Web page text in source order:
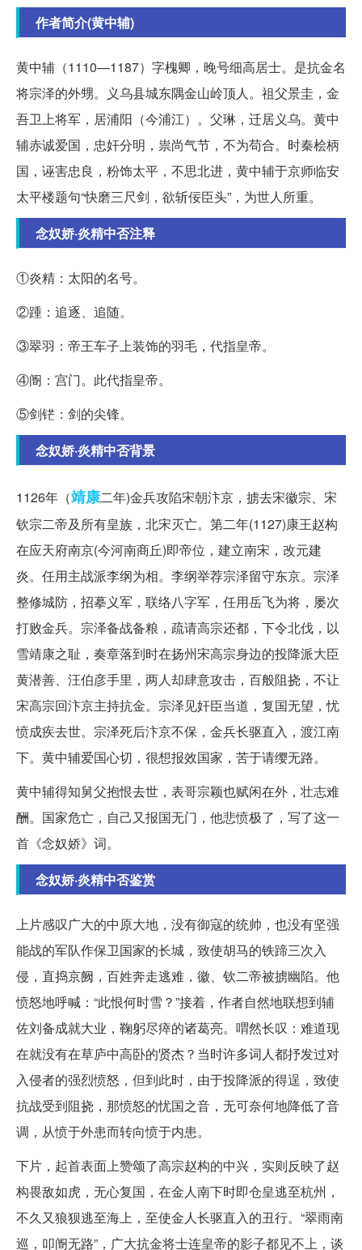
作者简介(黄中辅)
黄中辅（1110—1187）字槐卿，晚号细高居士。是抗金名
将宗泽的外甥。义乌县城东隅金山岭顶人。祖父景圭，金
吾卫上将军，居浦阳（今浦江）。父琳，迁居义乌。黄中
辅赤诚爱国，忠奸分明，祟尚气节，不为苟合。时秦桧柄
国，诬害忠良，粉饰太平，不思北进，黄中辅于京师临安
太平楼题句“快磨三尺剑，欲斩佞臣头”，为世人所重。
念奴娇·炎精中否注释
①炎精：太阳的名号。
②踵：追逐、追随。
③翠羽：帝王车子上装饰的羽毛，代指皇帝。
④阍：宫门。此代指皇帝。
⑤剑铓：剑的尖锋。
念奴娇·炎精中否背景
1126年（靖康二年)金兵攻陷宋朝汴京，掳去宋徽宗、宋
钦宗二帝及所有皇族，北宋灭亡。第二年(1127)康王赵构
在应天府南京(今河南商丘)即帝位，建立南宋，改元建
炎。任用主战派李纲为相。李纲举荐宗泽留守东京。宗泽
整修城防，招摹义军，联络八字军，任用岳飞为将，屡次
打败金兵。宗泽备战备粮，疏请高宗还都，下令北伐，以
雪靖康之耻，奏章落到时在扬州宋高宗身边的投降派大臣
黄潜善、汪伯彦手里，两人却肆意攻击，百般阻挠，不让
宋高宗回汴京主持抗金。宗泽见奸臣当道，复国无望，忧
愤成疾去世。宗泽死后汴京不保，金兵长驱直入，渡江南
下。黄中辅爱国心切，很想报效国家，苦于请缨无路。
黄中辅得知舅父抱恨去世，表哥宗颖也赋闲在外，壮志难
酬。国家危亡，自己又报国无门，他悲愤极了，写了这一
首《念奴娇》词。
念奴娇·炎精中否鉴赏
上片感叹广大的中原大地，没有御寇的统帅，也没有坚强
能战的军队作保卫国家的长城，致使胡马的铁蹄三次入
侵，直捣京阙，百姓奔走逃难，徽、钦二帝被掳幽陷。他
愤怒地呼喊：“此恨何时雪？”接着，作者自然地联想到辅
佐刘备成就大业，鞠躬尽瘁的诸葛亮。喟然长叹：难道现
在就没有在草庐中高卧的贤杰？当时许多词人都抒发过对
入侵者的强烈愤怒，但到此时，由于投降派的得逞，致使
抗战受到阻挠，那愤怒的忧国之音，无可奈何地降低了音
调，从愤于外患而转向愤于内患。
下片，起首表面上赞颂了高宗赵构的中兴，实则反映了赵
构畏敌如虎，无心复国，在金人南下时即仓皇逃至杭州，
不久又狼狈逃至海上，至使金人长驱直入的丑行。“翠雨南
巡，叩阍无路”，广大抗金将士连皇帝的影子都见不上，谈